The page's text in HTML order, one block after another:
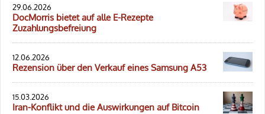
29.06.2026
DocMorris bietet auf alle E-Rezepte
Zuzahlungsbefreiung
12.06.2026
Rezension über den Verkauf eines Samsung A53
15.03.2026
Iran-Konflikt und die Auswirkungen auf Bitcoin